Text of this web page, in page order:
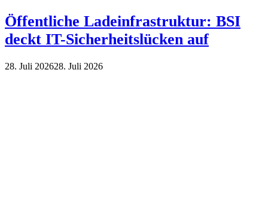
Öffentliche Ladeinfrastruktur: BSI
deckt IT-Sicherheitslücken auf
28. Juli 202628. Juli 2026